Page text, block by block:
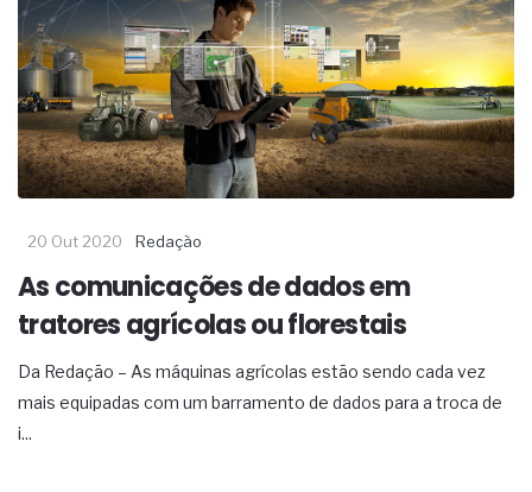
20 Out 2020 Redação
As comunicações de dados em
tratores agrícolas ou florestais
Da Redação – As máquinas agrícolas estão sendo cada vez
mais equipadas com um barramento de dados para a troca de
i...